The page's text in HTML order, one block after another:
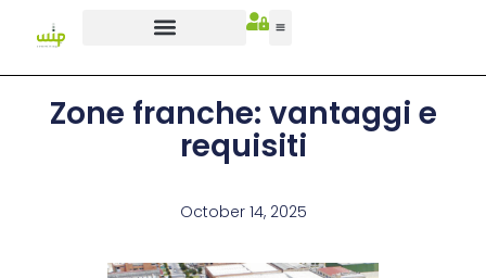
Zone franche: vantaggi e
requisiti
October 14, 2025